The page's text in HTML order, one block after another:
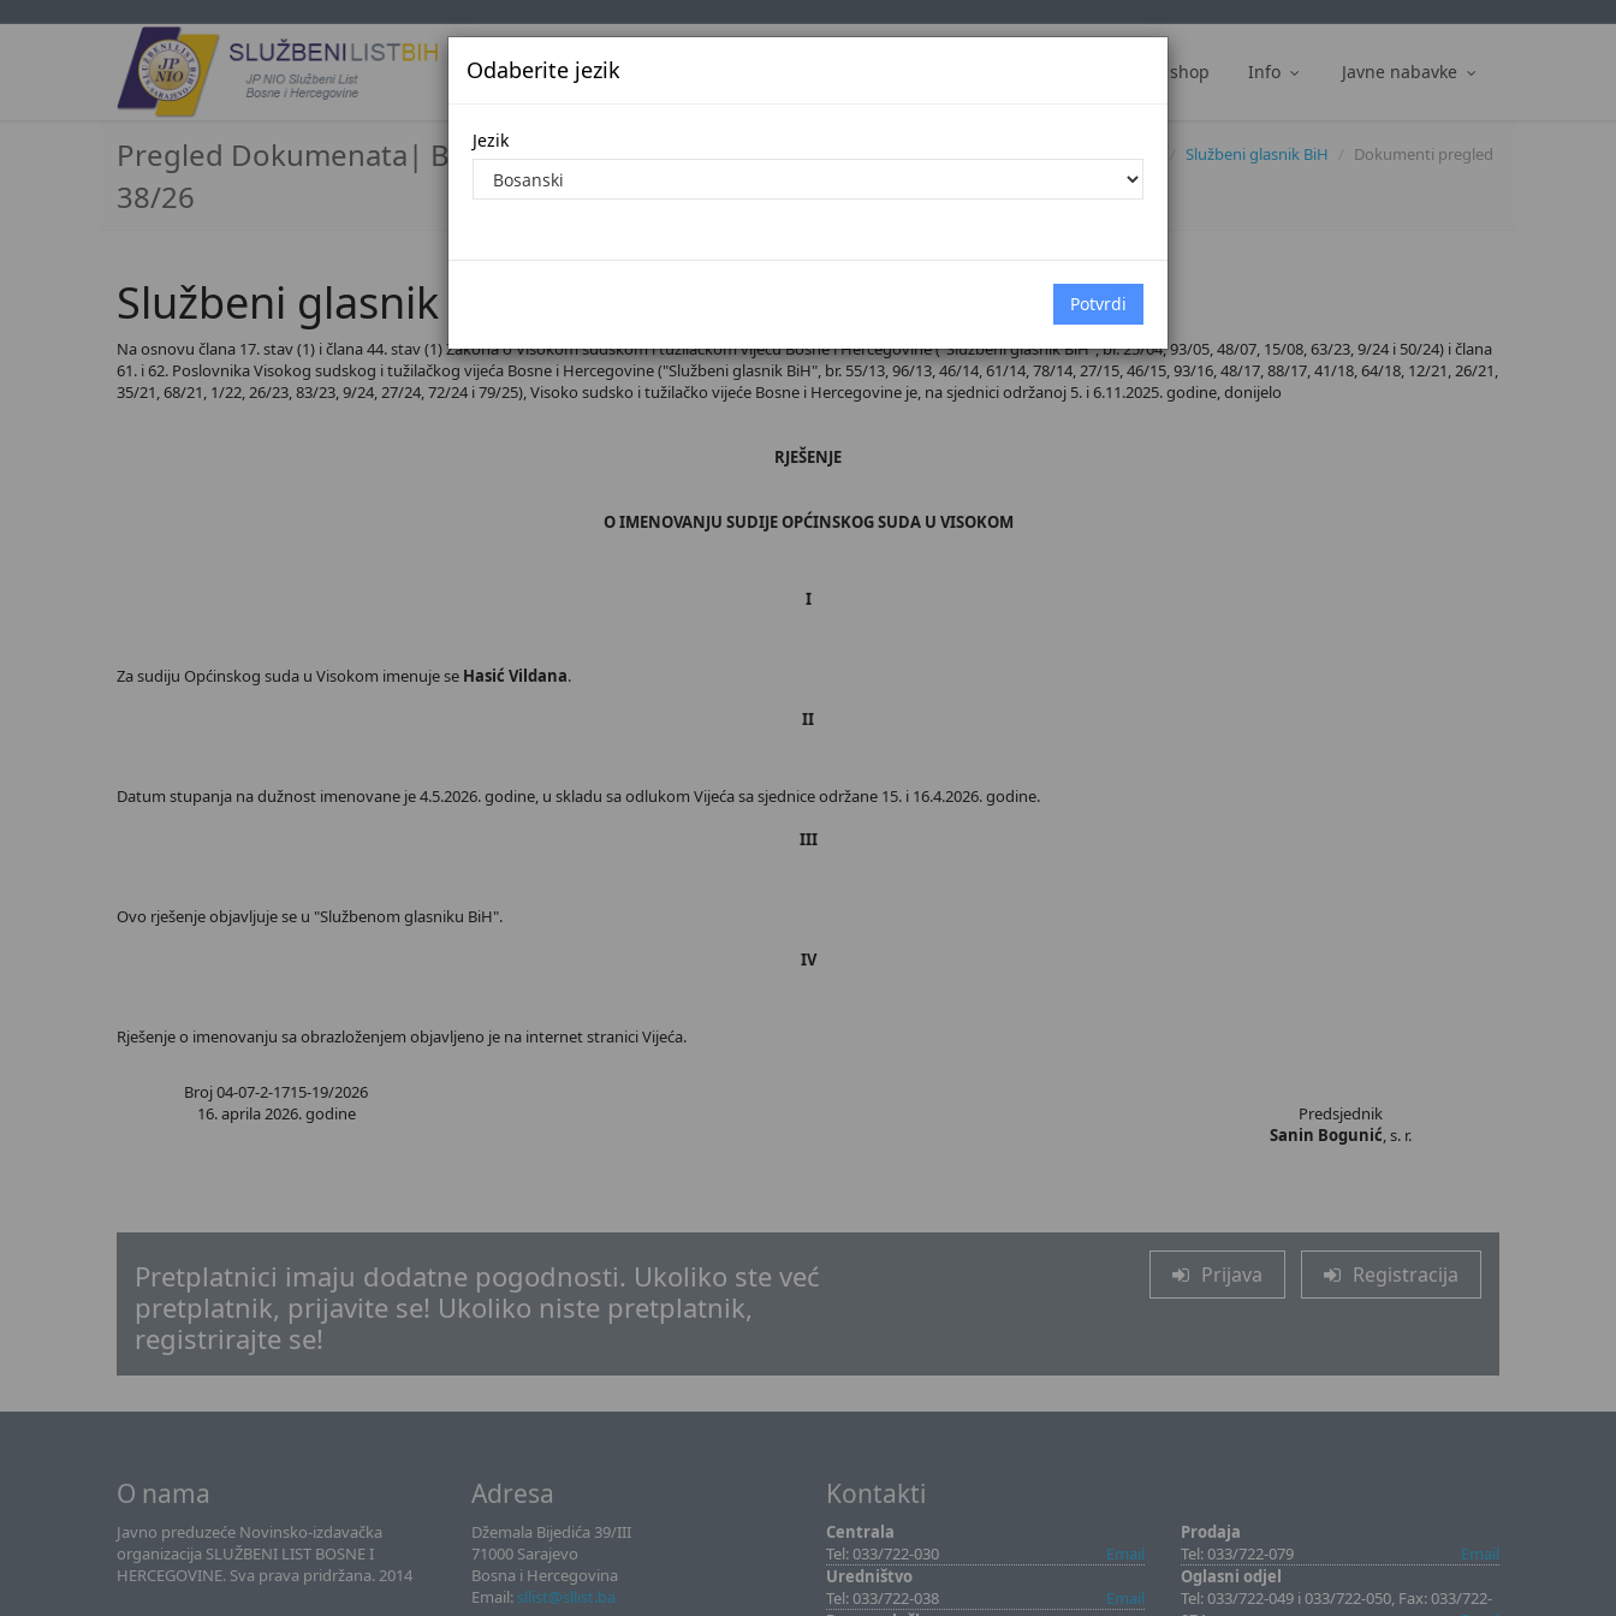
Jezik Službena glasila Web shop Info Javne nabavke
Odaberite jezik
Jezik
Pregled Dokumenata| Broj
38/26
Početna Dokumenti Službeni glasnik BiH Dokumenti pregled
Službeni glasnik BiH, broj 38/26
Na osnovu člana 17. stav (1) i člana 44. stav (1) Zakona o Visokom sudskom i tužilačkom vijeću Bosne i Hercegovine ("Službeni glasnik BiH", br. 25/04, 93/05, 48/07, 15/08, 63/23, 9/24 i 50/24) i člana
61. i 62. Poslovnika Visokog sudskog i tužilačkog vijeća Bosne i Hercegovine ("Službeni glasnik BiH", br. 55/13, 96/13, 46/14, 61/14, 78/14, 27/15, 46/15, 93/16, 48/17, 88/17, 41/18, 64/18, 12/21, 26/21,
35/21, 68/21, 1/22, 26/23, 83/23, 9/24, 27/24, 72/24 i 79/25), Visoko sudsko i tužilačko vijeće Bosne i Hercegovine je, na sjednici održanoj 5. i 6.11.2025. godine, donijelo
RJEŠENJE
O IMENOVANJU SUDIJE OPĆINSKOG SUDA U VISOKOM
I
Za sudiju Općinskog suda u Visokom imenuje se Hasić Vildana.
II
Datum stupanja na dužnost imenovane je 4.5.2026. godine, u skladu sa odlukom Vijeća sa sjednice održane 15. i 16.4.2026. godine.
III
Ovo rješenje objavljuje se u "Službenom glasniku BiH".
IV
Rješenje o imenovanju sa obrazloženjem objavljeno je na internet stranici Vijeća.
Broj 04-07-2-1715-19/2026
16. aprila 2026. godine
Predsjednik
Sanin Bogunić, s. r.
Pretplatnici imaju dodatne pogodnosti. Ukoliko ste već
pretplatnik, prijavite se! Ukoliko niste pretplatnik,
registrirajte se!
Prijava Registracija
O nama
Javno preduzeće Novinsko-izdavačka
organizacija SLUŽBENI LIST BOSNE I
HERCEGOVINE. Sva prava pridržana. 2014
Adresa
Džemala Bijedića 39/III
71000 Sarajevo
Bosna i Hercegovina
Email: sllist@sllist.ba
Kontakti
Centrala
Tel: 033/722-030
Email
Uredništvo
Tel: 033/722-038
Email
Prodaja
Tel: 033/722-079
Email
Oglasni odjel
Tel: 033/722-049 i 033/722-050, Fax: 033/722-